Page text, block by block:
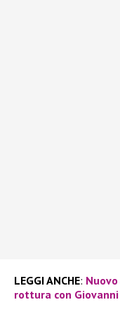
LEGGI ANCHE:
rottura con